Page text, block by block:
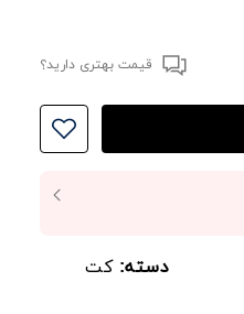
قیمت بهتری دارید؟
دسته: کت